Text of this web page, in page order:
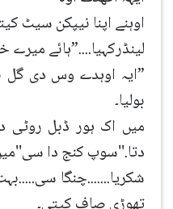
اوہنے اپنا نیپکن سیٹ
لینڈرکہیا....”ہائے میرے
”ایہ اوہدے وس دی گل
بولیا۔
میں اک ہور ڈبل روٹی
دتا.''سوپ کنج دا
شکریا.......چنگا